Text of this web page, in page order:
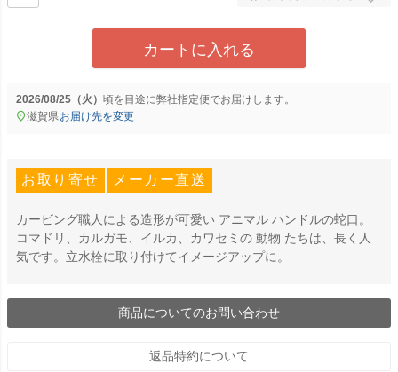
カートに入れる
2026/08/25（火） に弊社指定便でお届けします。
滋賀県お届け先を変更
お取り寄せ メーカー直送
カービング職人による造形が可愛い アニマル ハンドルの蛇口。
コマドリ、カルガモ、イルカ、カワセミの 動物 たちは、長く人
気です。立水栓に取り付けてイメージアップに。
商品についてのお問い合わせ
返品特約について